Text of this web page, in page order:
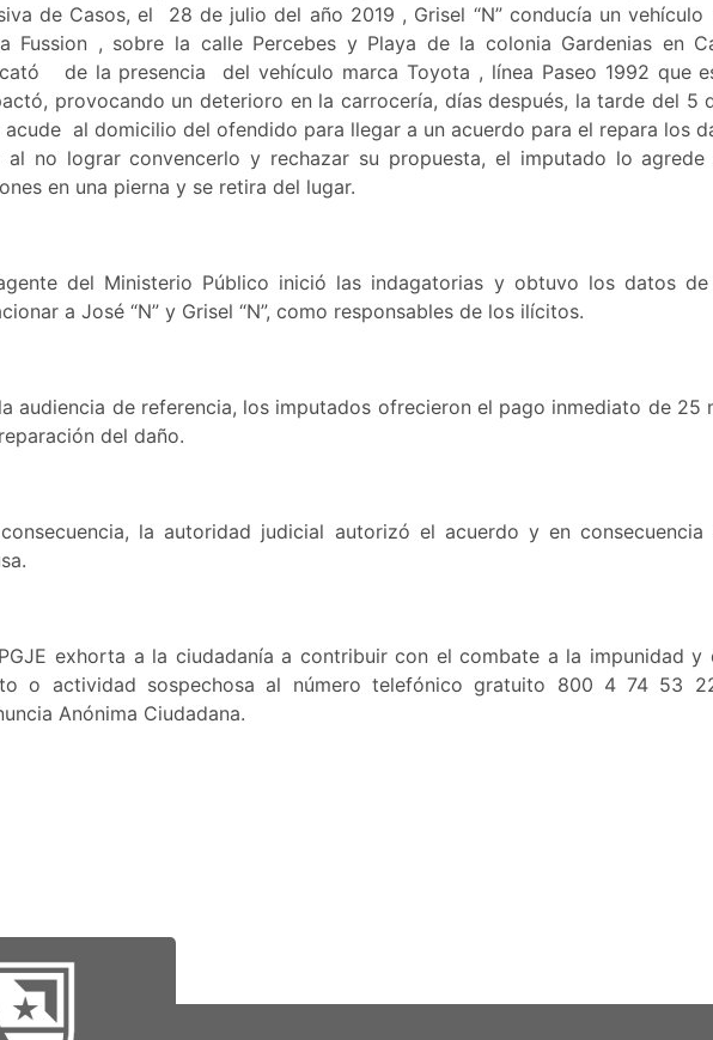
de Casos, el 28 de julio del año 2019 , Grisel “N” conducía un
Fussion , sobre la calle Percebes y Playa de la colonia Gardenias en
de la presencia del vehículo marca Toyota , línea Paseo 1992 que
provocando un deterioro en la carrocería, días después, la tarde del 5
acude al domicilio del ofendido para llegar a un acuerdo para el repara los
al no lograr convencerlo y rechazar su propuesta, el imputado lo
en una pierna y se retira del lugar.
del Ministerio Público inició las indagatorias y obtuvo los datos de
a José “N” y Grisel “N”, como responsables de los ilícitos.
audiencia de referencia, los imputados ofrecieron el pago inmediato de 25
del daño.
la autoridad judicial autorizó el acuerdo y en
exhorta a la ciudadanía a contribuir con el combate a la impunidad y
o actividad sospechosa al número telefónico gratuito 800 4 74 53
Anónima Ciudadana.